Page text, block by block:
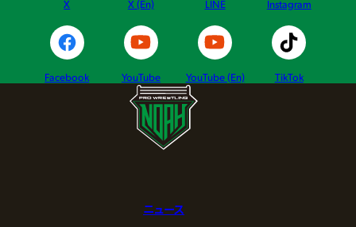
X X (En) LINE Instagram
Facebook YouTube YouTube (En) TikTok
ニュース